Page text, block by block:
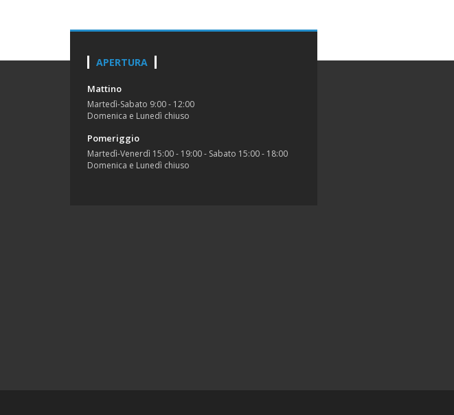
APERTURA
Mattino
Martedì-Sabato 9:00 - 12:00
Domenica e Lunedì chiuso
Pomeriggio
Martedì-Venerdì 15:00 - 19:00 - Sabato 15:00 - 18:00
Domenica e Lunedì chiuso